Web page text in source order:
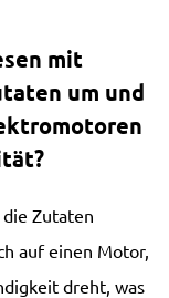
mit
um und
Zutaten
auf einen Motor,
dreht, was